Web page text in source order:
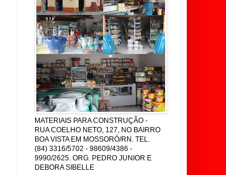
MATERIAIS PARA CONSTRUÇÃO -
RUA COELHO NETO, 127, NO BAIRRO
BOA VISTA EM MOSSORÓ/RN. TEL.
(84) 3316/5702 - 98609/4386 -
9990/2625. ORG. PEDRO JUNIOR E
DEBORA SIBELLE